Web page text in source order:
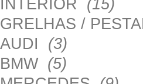
INTERIOR (15)
GRELHAS /
AUDI (3)
BMW (5)